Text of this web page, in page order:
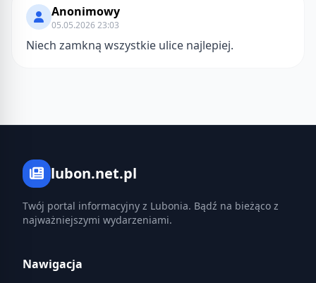
Anonimowy
05.05.2026 23:03
Niech zamkną wszystkie ulice najlepiej.
lubon.net.pl
Twój portal informacyjny z Lubonia. Bądź na bieżąco z
najważniejszymi wydarzeniami.
Nawigacja